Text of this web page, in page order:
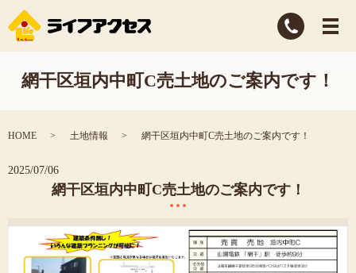
網干区垣内中町C売土地のご案内です！
HOME 土地情報 網干区垣内中町C売土地のご案内です！
2025/07/06
網干区垣内中町C売土地のご案内です！